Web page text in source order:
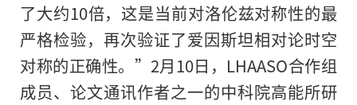
了大约10倍，这是当前对洛伦兹对称性的最
严格检验，再次验证了爱因斯坦相对论时空
对称的正确性。”2月10日，LHAASO合作组
成员、论文通讯作者之一的中科院高能所研